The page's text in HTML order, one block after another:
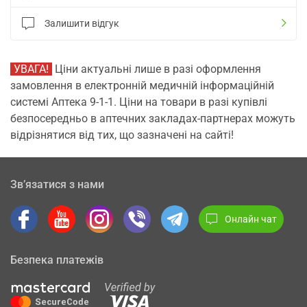
Залишити відгук
УВАГА! Ціни актуальні лише в разі оформлення
замовлення в електронній медичній інформаційній
системі Аптека 9-1-1. Ціни на товари в разі купівлі
безпосередньо в аптечних закладах-партнерах можуть
відрізнятися від тих, що зазначені на сайті!
Зв’язатися з нами
Онлайн чат
Безпека платежів